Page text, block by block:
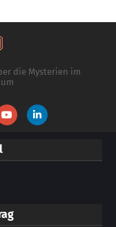
die Mysterien im